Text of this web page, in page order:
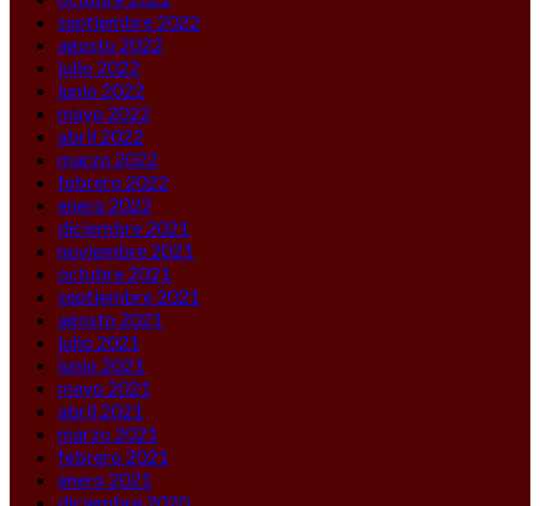
septiembre 2022
agosto 2022
julio 2022
junio 2022
mayo 2022
abril 2022
marzo 2022
febrero 2022
enero 2022
diciembre 2021
noviembre 2021
octubre 2021
septiembre 2021
agosto 2021
julio 2021
junio 2021
mayo 2021
abril 2021
marzo 2021
febrero 2021
enero 2021